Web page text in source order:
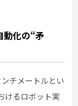
動化の“矛
チメートルとい
けるロボット実